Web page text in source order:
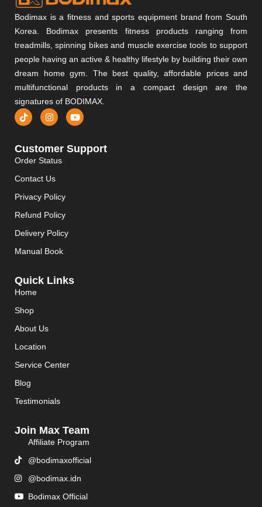
Bodimax is a fitness and sports equipment brand from South
Korea. Bodimax presents fitness products ranging from
treadmills, spinning bikes and muscle exercise tools to support
people having an active & healthy lifestyle by building their own
dream home gym. The best quality, affordable prices and
multifunctional products in a compact design are the
signatures of BODIMAX.
Customer Support
Order Status
Contact Us
Privacy Policy
Refund Policy
Delivery Policy
Manual Book
Quick Links
Home
Shop
About Us
Location
Service Center
Blog
Testimonials
Join Max Team
Affiliate Program
@bodimaxofficial
@bodimax.idn
Bodimax Official